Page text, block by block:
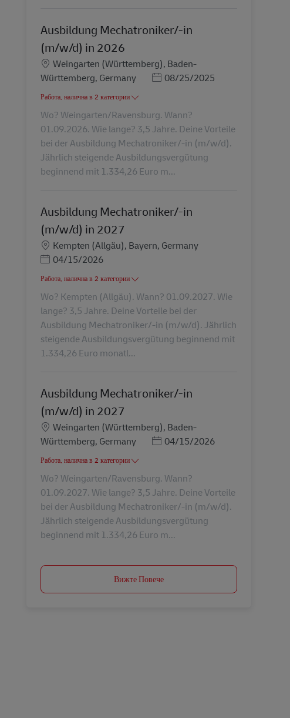
Ausbildung Mechatroniker/-in
(m/w/d) in 2026
Местоположение
Weingarten (Württemberg), Baden-
Württemberg, Germany
Posted Date
08/25/2025
Работа, налична в 2 категории
Wo? Weingarten/Ravensburg. Wann?
01.09.2026. Wie lange? 3,5 Jahre. Deine Vorteile
bei der Ausbildung Mechatroniker/-in (m/w/d).
Jährlich steigende Ausbildungsvergütung
beginnend mit 1.334,26 Euro m...
Ausbildung Mechatroniker/-in
(m/w/d) in 2027
Местоположение
Kempten (Allgäu), Bayern, Germany
Posted Date
04/15/2026
Работа, налична в 2 категории
Wo? Kempten (Allgäu). Wann? 01.09.2027. Wie
lange? 3,5 Jahre. Deine Vorteile bei der
Ausbildung Mechatroniker/-in (m/w/d). Jährlich
steigende Ausbildungsvergütung beginnend mit
1.334,26 Euro monatl...
Ausbildung Mechatroniker/-in
(m/w/d) in 2027
Местоположение
Weingarten (Württemberg), Baden-
Württemberg, Germany
Posted Date
04/15/2026
Работа, налична в 2 категории
Wo? Weingarten/Ravensburg. Wann?
01.09.2027. Wie lange? 3,5 Jahre. Deine Vorteile
bei der Ausbildung Mechatroniker/-in (m/w/d).
Jährlich steigende Ausbildungsvergütung
beginnend mit 1.334,26 Euro m...
Вижте Повече